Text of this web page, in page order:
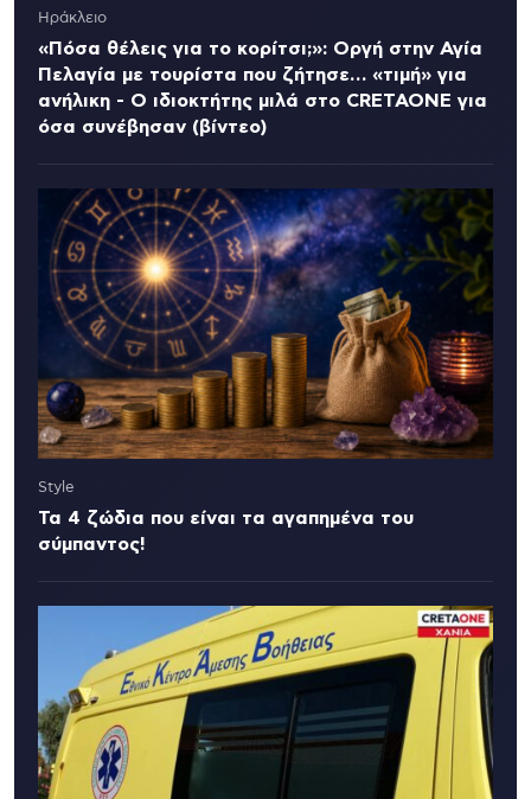
Ηράκλειο
«Πόσα θέλεις για το κορίτσι;»: Οργή στην Αγία
Πελαγία με τουρίστα που ζήτησε… «τιμή» για
ανήλικη - Ο ιδιοκτήτης μιλά στο CRETAONE για
όσα συνέβησαν (βίντεο)
Style
Τα 4 ζώδια που είναι τα αγαπημένα του
σύμπαντος!